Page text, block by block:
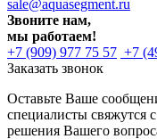
sale@aquasegment.ru
Звоните нам,
мы работаем!
+7 (909) 977 75 57 +7
Заказать звонок
Оставьте Ваше
специалисты свяжутся
решения Вашего